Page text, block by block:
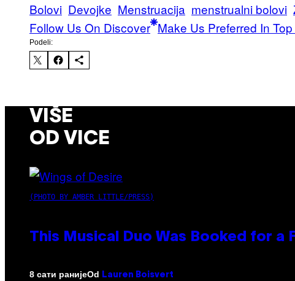
Bolovi Devojke Menstruacija menstrualni bolovi
Follow Us On Discover Make Us Preferred In
Podeli:
VIŠE
OD VICE
(PHOTO BY AMBER LITTLE/PRESS)
This Musical Duo Was Booked for a
8 сати ранијеOd Lauren Boisvert